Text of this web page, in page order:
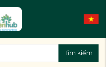
Tìm kiếm